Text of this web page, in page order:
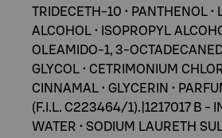
TRIDECETH-10 • PANTHENOL •
ALCOHOL • ISOPROPYL
OLEAMIDO-1, 3-
GLYCOL • CETRIMONIUM
CINNAMAL • GLYCERIN •
(F.I.L. C223464/1).|1217017 B -
WATER • SODIUM LAURETH